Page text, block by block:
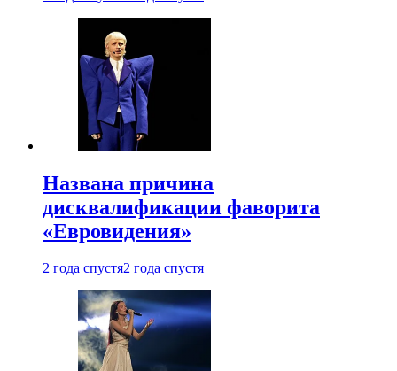
Названа причина
дисквалификации фаворита
«Евровидения»
2 года спустя2 года спустя